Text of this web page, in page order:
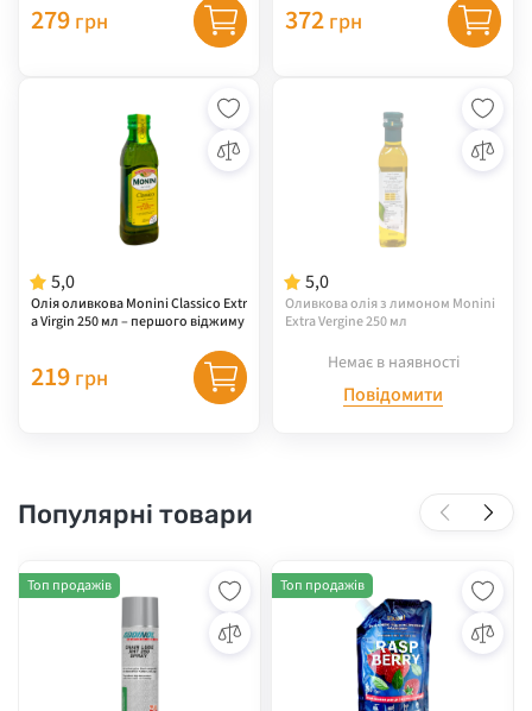
279 грн 372 грн
5,0
Олія оливкова Monini Classico Extr
a Virgin 250 мл – першого віджиму
219 грн
5,0
Оливкова олія з лимоном Monini
Extra Vergine 250 мл
Немає в наявності
Повідомити
Популярні товари
Топ продажів Топ продажів